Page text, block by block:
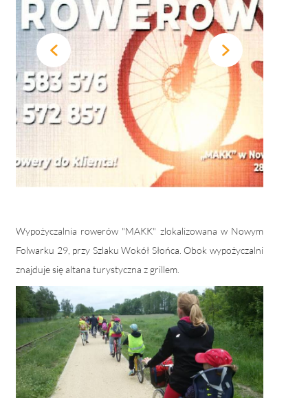
Wypożyczalnia rowerów "MAKK" zlokalizowana w Nowym
Folwarku 29, przy Szlaku Wokół Słońca. Obok wypożyczalni
znajduje się altana turystyczna z grillem.